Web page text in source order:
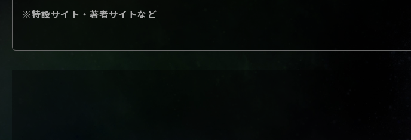
※特設サイト・著者サイトなど